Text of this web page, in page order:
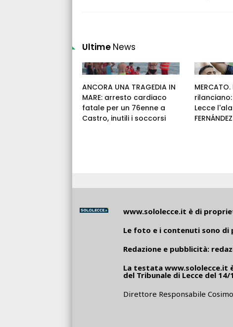
Ultime News
ANCORA UNA TRAGEDIA IN
MARE: arresto cardiaco
fatale per un 76enne a
Castro, inutili i soccorsi
Lecce l'ala
FERNÁNDEZ
www.sololecce.it è di
Le foto e i contenuti sono di
Redazione e pubblicità:
La testata www.sololecce.it
del Tribunale di Lecce del 14/
Direttore Responsabile